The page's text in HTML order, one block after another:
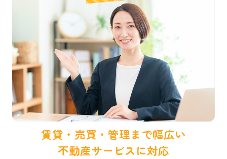
賃貸・売買・管理まで幅広い
不動産サービスに対応